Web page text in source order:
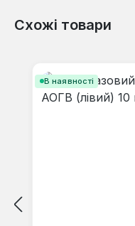
Відгуків не
Схожі товари
В наявності